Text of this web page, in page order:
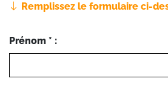
Remplissez le formulaire ci-
Prénom * :